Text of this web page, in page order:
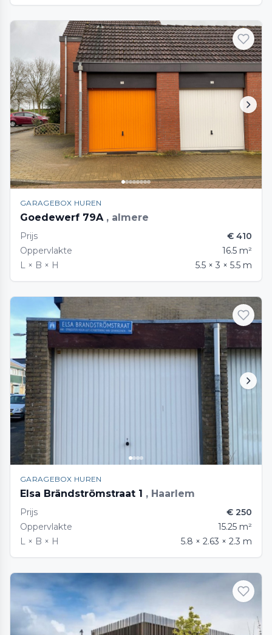
GARAGEBOX HUREN
Goedewerf 79A , almere
Prijs
€ 410
Oppervlakte
16.5 m²
L × B × H
5.5 × 3 × 5.5 m
GARAGEBOX HUREN
Elsa Brändströmstraat 1 , Haarlem
Prijs
€ 250
Oppervlakte
15.25 m²
L × B × H
5.8 × 2.63 × 2.3 m